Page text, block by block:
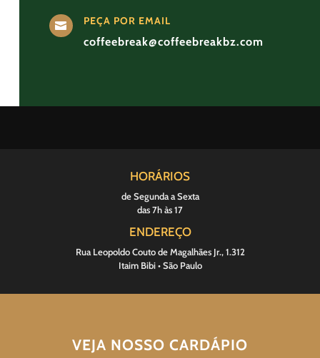
 PEÇA POR EMAIL
coffeebreak@coffeebreakbz.com
HORÁRIOS
de Segunda a Sexta
das 7h às 17
ENDEREÇO
Rua Leopoldo Couto de Magalhães Jr., 1.312
Itaim Bibi • São Paulo
VEJA NOSSO CARDÁPIO